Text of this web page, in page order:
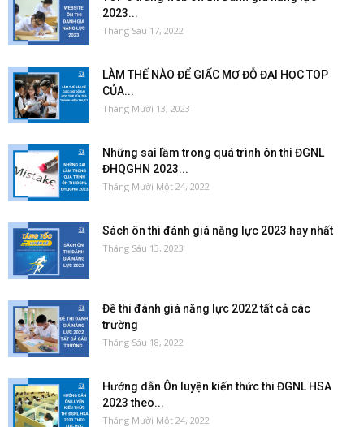
2023...
Tháng Sáu 17, 2022
LÀM THẾ NÀO ĐỂ GIẤC MƠ ĐỖ ĐẠI HỌC TOP
CỦA...
Tháng Mười 13, 2023
Những sai lầm trong quá trình ôn thi ĐGNL
ĐHQGHN 2023...
Tháng Mười Một 24, 2022
Sách ôn thi đánh giá năng lực 2023 hay nhất
Tháng Sáu 13, 2023
Đề thi đánh giá năng lực 2022 tất cả các
trường
Tháng Sáu 18, 2022
Hướng dẫn Ôn luyện kiến thức thi ĐGNL HSA
2023 theo...
Tháng Mười Một 24, 2022